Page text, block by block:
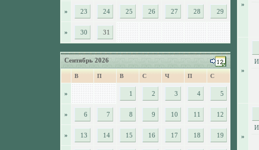
» 23 24 25 26 27 28 29
» 30 31
Сентябрь 2026
В П В С Ч П С
» 1 2 3 4 5
» 6 7 8 9 10 11 12
» 13 14 15 16 17 18 19
»
»
»